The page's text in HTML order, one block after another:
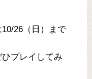
10/26（日）まで
プレイしてみ